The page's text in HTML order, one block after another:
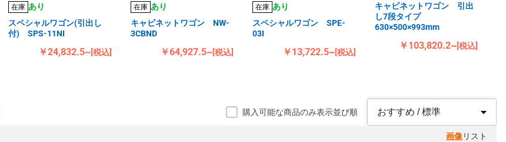
在庫 あり
スペシャルワゴン(引出し
付) SPS-11NI
￥24,832.5~[税込]
在庫 あり
キャビネットワゴン NW-
3CBND
￥64,927.5~[税込]
在庫 あり
スペシャルワゴン SPE-
03I
￥13,722.5~[税込]
キャビネットワゴン 引出
し7段タイプ
630×500×993mm
￥103,820.2~[税込]
購入可能な商品のみ表示並び順
画像 リスト